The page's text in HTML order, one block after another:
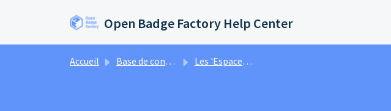
Open Badge Factory Help Center
Accueil Base de connaissances Les 'Espaces' dans Open Badge Passport